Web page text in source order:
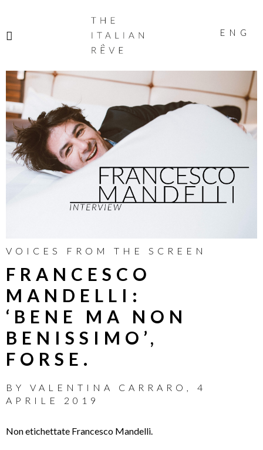
ITALIAN
RÊVE
ENG
VOICES FROM THE SCREEN
FRANCESCO
MANDELLI:
‘BENE MA NON
BENISSIMO’,
FORSE.
BY VALENTINA CARRARO , 4
APRILE 2019
Non etichettate Francesco Mandelli.